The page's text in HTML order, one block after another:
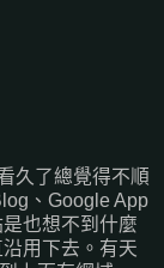
久了總覺得不順
、Google App
也想不到什麼
用下去。有天